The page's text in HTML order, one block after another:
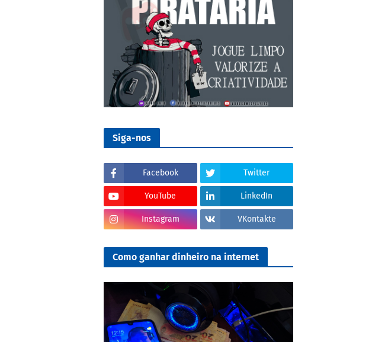
Siga-nos
Facebook Twitter
YouTube LinkedIn
Instagram VKontakte
Como ganhar dinheiro na internet